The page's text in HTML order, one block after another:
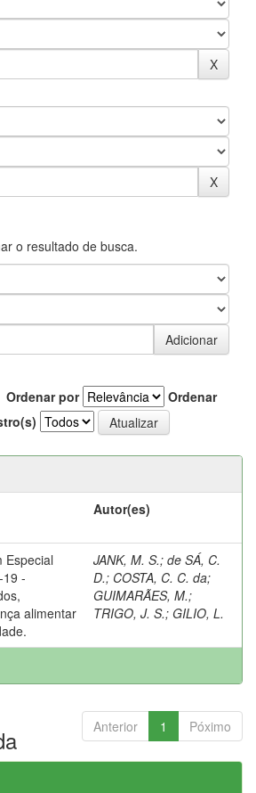
o resultado de busca.
Ordenar por
Ordenar
Autor(es)
Especial
19 -
alimentar
JANK, M. S.; de SÁ, C.
D.; COSTA, C. C. da;
GUIMARÃES, M.;
TRIGO, J. S.; GILIO, L.
Anterior 1 Póximo